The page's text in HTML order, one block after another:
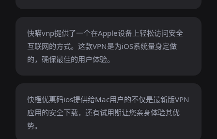
快瞄vnp提供了一个在Apple设备上轻松访问安全
互联网的方式。这款VPN是为iOS系统量身定做
的，确保最佳的用户体验。
快橙优惠码ios提供给Mac用户的不仅是最新版VPN
应用的安全下载，还有试用期让您亲身体验其优
势。